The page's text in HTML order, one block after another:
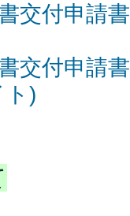
交付申請
交付申請
ト)